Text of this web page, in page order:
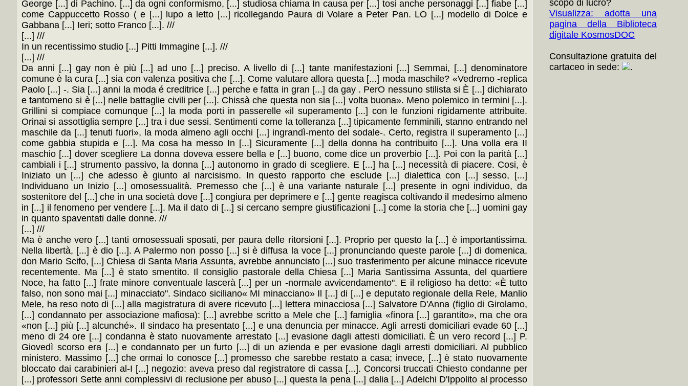
George [...] di Pachino. [...] da ogni conformismo, [...] studiosa chiama In causa per [...] tosi anche personaggi [...] fiabe [...]
come Cappuccetto Rosso ( e [...] lupo a letto [...] ricollegando Paura di Volare a Peter Pan. LO [...] modello di Dolce e
Gabbana [...] Ieri; sotto Franco [...]. ///
[...] ///
In un recentissimo studio [...] Pitti Immagine [...]. ///
[...] ///
Da anni [...] gay non è più [...] ad uno [...] preciso. A livello di [...] tante manifestazioni [...] Semmai, [...] denominatore
comune è la cura [...] sia con valenza positiva che [...]. Come valutare allora questa [...] moda maschile? «Vedremo -replica
Paolo [...] -. Sia [...] anni la moda é creditrice [...] perche e fatta in gran [...] da gay . PerO nessuno stilista si È [...] dichiarato
e tantomeno si è [...] nelle battaglie civili per [...]. Chissà che questa non sia [...] volta buona». Meno polemico in termini [...].
Grillini si compiace comunque [...] la moda porti in passerelle «il superamento [...] con le funzioni rigidamente attribuite.
Orinai si assottiglia sempre [...] tra i due sessi. Sentimenti come la tolleranza [...] tipicamente femminili, stanno entrando nel
maschile da [...] tenuti fuori», la moda almeno agli occhi [...] ingrandì-mento del sodale-. Certo, registra il superamento [...]
come gabbia stupida e [...]. Ma cosa ha messo In [...] Sicuramente [...] della donna ha contribuito [...]. Una volla era II
maschio [...] dover scegliere La donna doveva essere bella e [...] buono, come dice un proverbio [...]. Poi con la parità [...]
cambiali i [...] strumento passivo, la donna [...] autonomo in grado di scegliere. E [...] ha [...] necessità di piacere. Cosi, è
Iniziato un [...] che adesso è giunto al narcisismo. In questo rapporto che esclude [...] dialettica con [...] sesso, [...]
Individuano un Inizio [...] omosessualità. Premesso che [...] è una variante naturale [...] presente in ogni individuo, da
sostenitore del [...] che in una società dove [...] congiura per deprimere e [...] gente reagisca coltivando il medesimo almeno
in [...] il fenomeno per vendere [...]. Ma il dato di [...] si cercano sempre giustificazioni [...] come la storia che [...] uomini gay
in quanto spaventati dalle donne. ///
[...] ///
Ma è anche vero [...] tanti omosessuali sposati, per paura delle ritorsioni [...]. Proprio per questo la [...] è importantissima.
Nella libertà, [...] è dio [...]. A Palermo non posso [...] si è diffusa la voce [...] pronunciando queste parole [...] di domenica,
don Mario Scifo, [...] Chiesa di Santa Maria Assunta, avrebbe annunciato [...] suo trasferimento per alcune minacce ricevute
recentemente. Ma [...] è stato smentito. Il consiglio pastorale della Chiesa [...] Maria Santìssima Assunta, del quartiere
Noce, ha fatto [...] frate minore conventuale lascerà [...] per un -normale avvicendamento". E il religioso ha detto: «È tutto
falso, non sono mai [...] minacciato". Sindaco siciliano« MI minacciano» Il [...] di [...] e deputato regionale della Rele, Manlio
Mele, ha reso noto di [...] alla magistratura di avere ricevuto [...] lettera minacciosa [...] Salvatore D'Anna (figlio di Girolamo,
[...] condannato per associazione mafiosa): [...] avrebbe scritto a Mele che [...] famiglia «finora [...] garantito», ma che ora
«non [...] più [...] alcunché». Il sindaco ha presentato [...] e una denuncia per minacce. Agli arresti domiciliari evade 60 [...]
meno di 24 ore [...] condanna è stato nuovamente arrestato [...] evasione dagli attesti domiciliati. È un vero record [...] P.
Giovedì scorso era [...] e condannato per un furto [...] di un azienda e per evasione dagli arresti domiciliari. Al pubblico
ministero. Massimo [...] che ormai lo conosce [...] promesso che sarebbe restato a casa; invece, [...] è stato nuovamente
bloccato dai carabinieri al-I [...] negozio: aveva preso dal registratore di cassa [...]. Concorsi truccati Chiesto condanne per
[...] professori Sette anni complessivi di reclusione per abuso [...] questa la pena [...] dalia [...] Adelchi D'Ippolito al processo
scopo di lucro?
Visualizza: adotta una
pagina della Biblioteca
digitale KosmosDOC
Consultazione gratuita del
cartaceo in sede:
.